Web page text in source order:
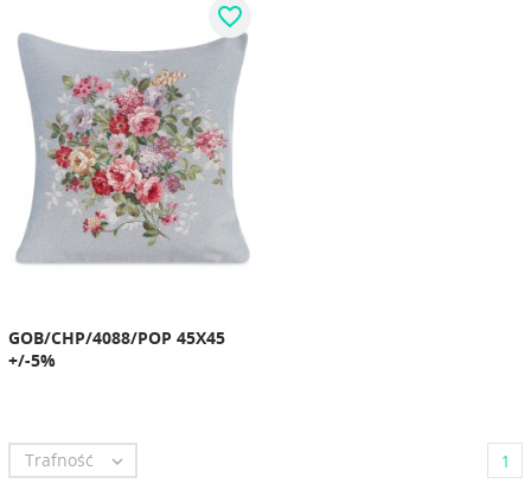
GOB/CHP/4088/POP 45X45
+/-5%
favorite_border
Trafność  1